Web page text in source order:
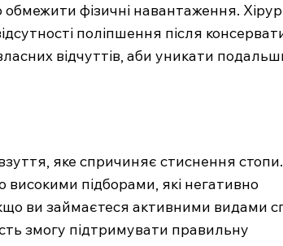
фізичні навантаження.
поліпшення після
відчуттів, аби уникати
яке спричиняє стиснення
підборами, які негативно
ви займаєтеся активними видами
змогу підтримувати правильну